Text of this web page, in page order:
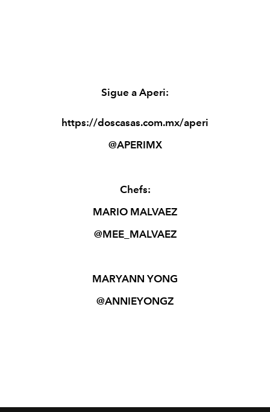
Sigue a Aperi:
https://doscasas.com.mx/aperi
@APERIMX
Chefs:
MARIO MALVAEZ
@MEE_MALVAEZ
MARYANN YONG
@ANNIEYONGZ